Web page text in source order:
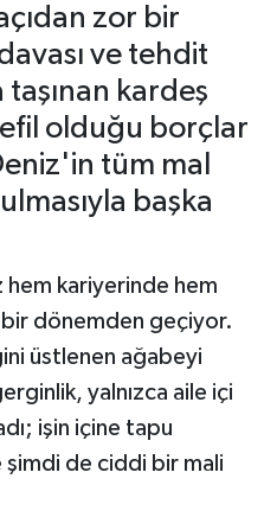
zor bir
ve tehdit
taşınan kardeş
olduğu borçlar
tüm mal
başka
hem kariyerinde hem
bir dönemden geçiyor.
üstlenen ağabeyi
yalnızca aile içi
işin içine tapu
şimdi de ciddi bir mali